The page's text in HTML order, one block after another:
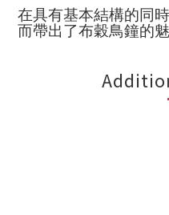
在具有基本結構的同
而帶出了布穀鳥鐘的魅